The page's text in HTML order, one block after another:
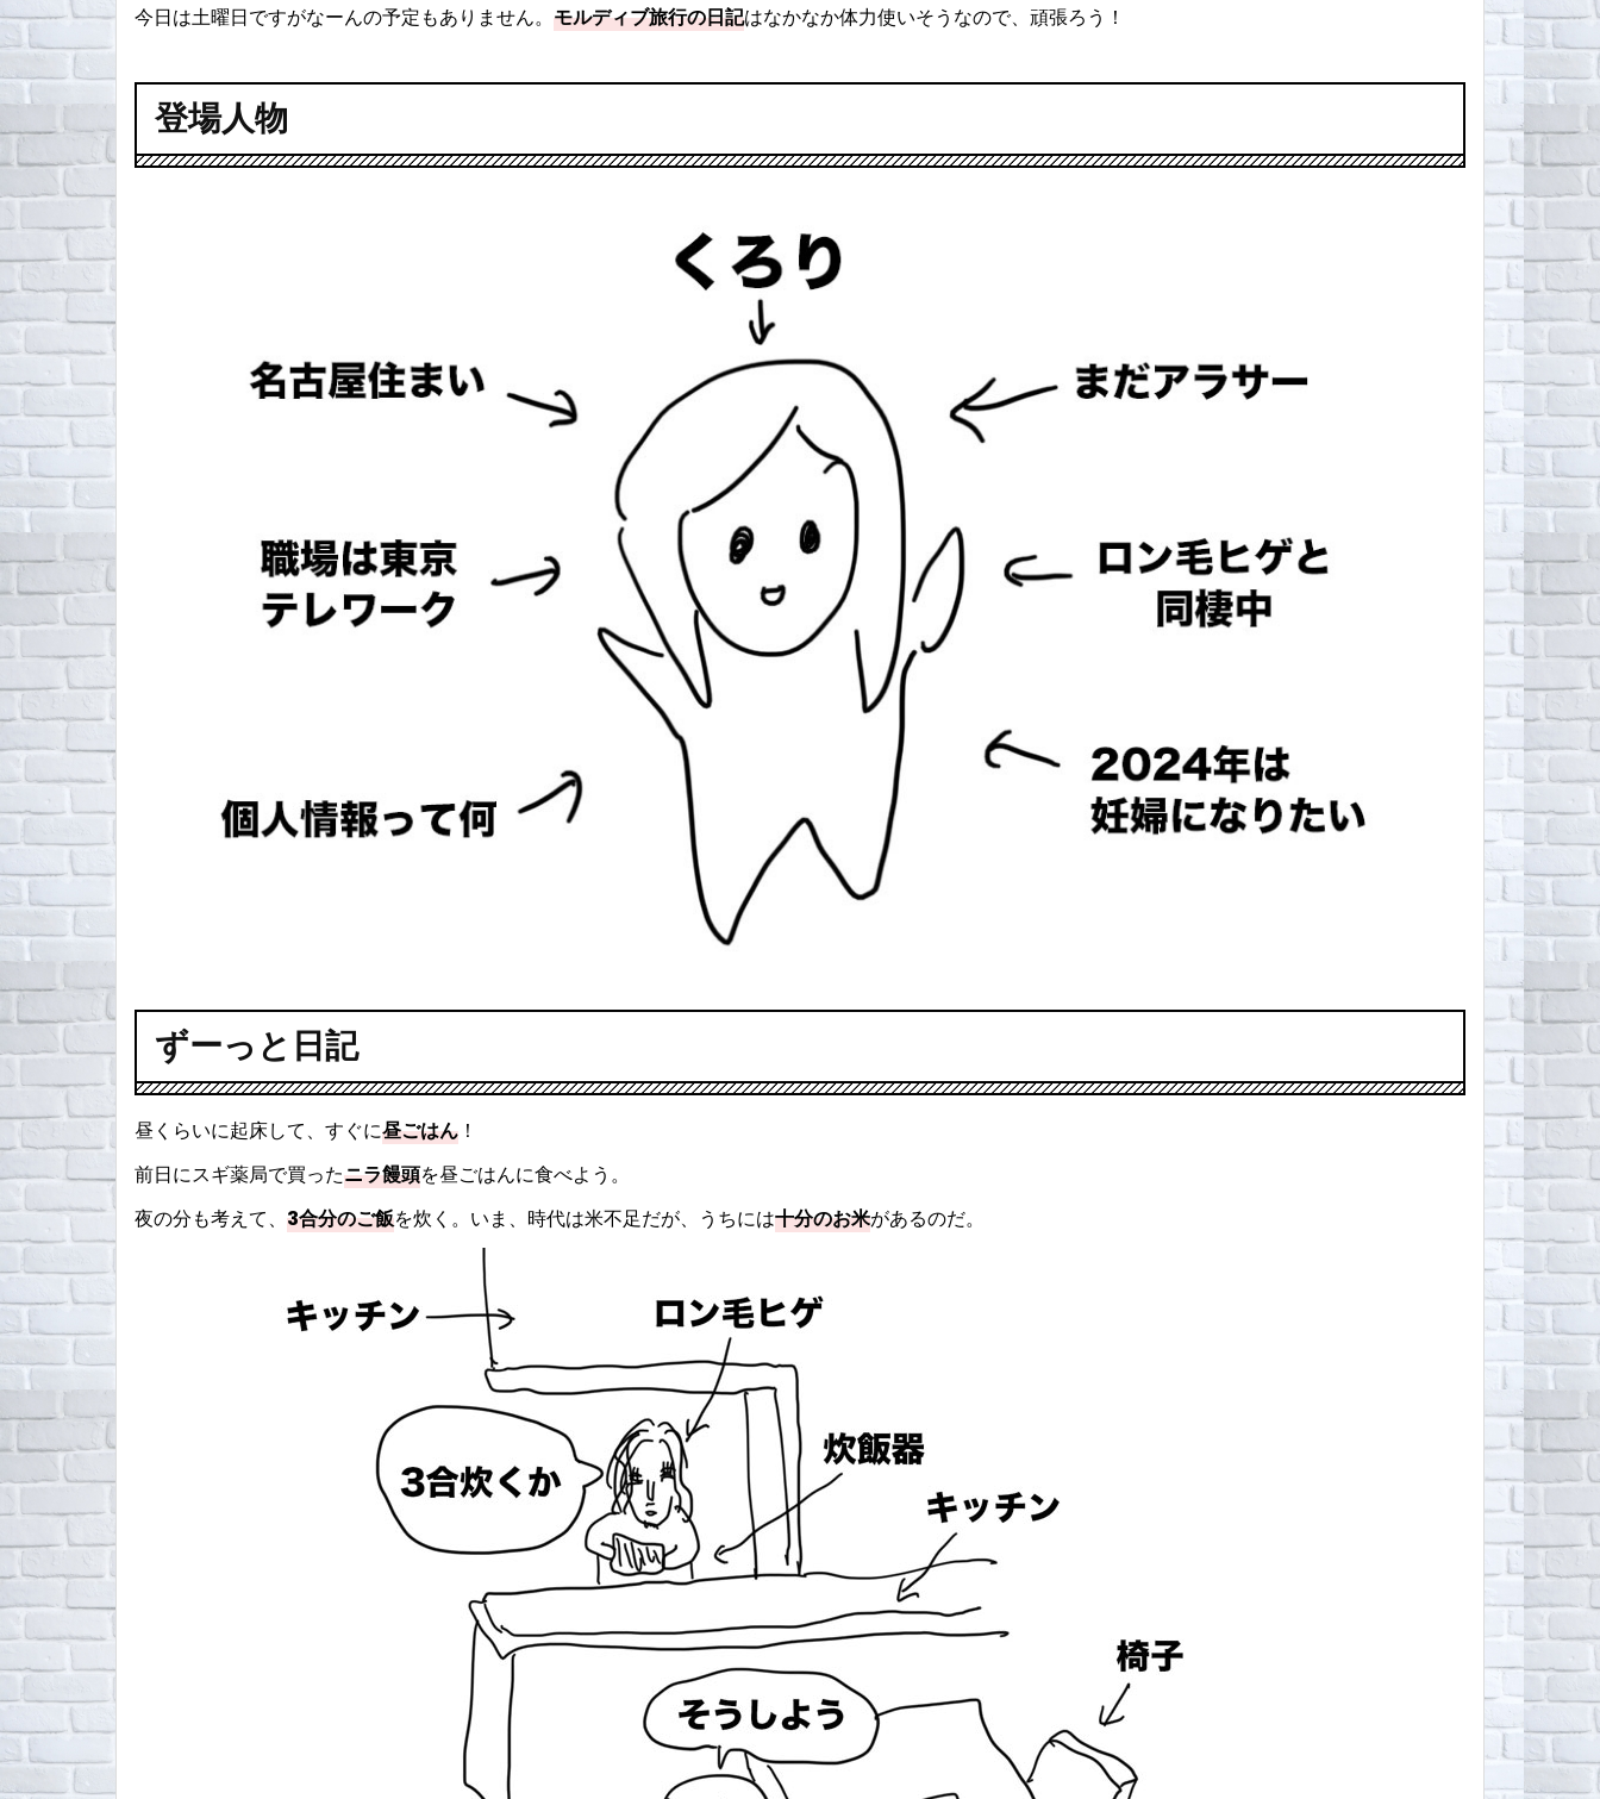
今日は土曜日ですがなーんの予定もありません。 モルディブ旅行の日記はなかなか体力使いそうなので、頑張ろう！
登場人物
ずーっと日記
昼くらいに起床して、すぐに昼ごはん！
前日にスギ薬局で買ったニラ饅頭を昼ごはんに食べよう。
夜の分も考えて、 3合分のご飯を炊く。いま、時代は米不足だが、うちには十分のお米があるのだ。